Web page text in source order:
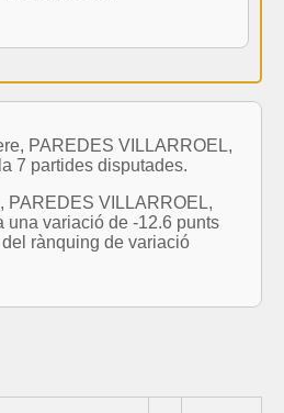
PAREDES VILLARROEL,
7 partides disputades.
PAREDES VILLARROEL,
una variació de -12.6 punts
rànquing de variació